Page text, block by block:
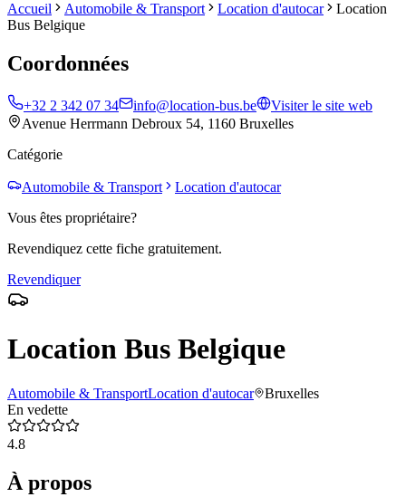
Accueil
Automobile & Transport Location d'autocar
Location
Bus Belgique
Coordonnées
+32 2 342 07 34 info@location-bus.be
Visiter le site web
Avenue Herrmann Debroux 54, 1160 Bruxelles
Catégorie
Automobile & Transport
Location d'autocar
Vous êtes propriétaire?
Revendiquez cette fiche gratuitement.
Revendiquer
Location Bus Belgique
Automobile & TransportLocation d'autocar
Bruxelles
En vedette
4.8
À propos